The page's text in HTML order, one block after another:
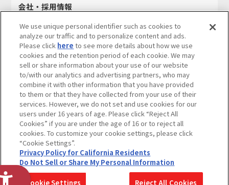
会社・採用情報
採用情報
サステナビリティ
お問い合わせ
ウェブサイトご利用条件 ソーシャルメディアポリシー
個人情報及び特定個人情報等の取り扱いに関する保護方針
Do Not Sell or Share My Personal Information著作権・商標について
カスタマーハラスメントに対する基本的な対応方針
コピーライト一覧を表示する
We use unique personal identifier such as cookies to
analyze our traffic and to personalize content and ads.
Please click here to see more details about how we use
cookies and the retention period of each cookie. We may
sell or share information about your use of our website
to/with our analytics and advertising partners, who may
combine it with other information that you have provided
to them or that they have collected from your use of their
services. However, we do not set and use cookies for our
users under 16 years of age. Please click “Reject All
Cookies” if you are under the age of 16 or to reject all
cookies. To customize your cookie settings, please click
“Cookie Settings”.
Privacy Policy for California Residents
Do Not Sell or Share My Personal Information
Cookie Settings Reject All Cookies